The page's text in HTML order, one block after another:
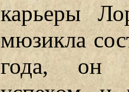
карьеры
мюзикла
года, он